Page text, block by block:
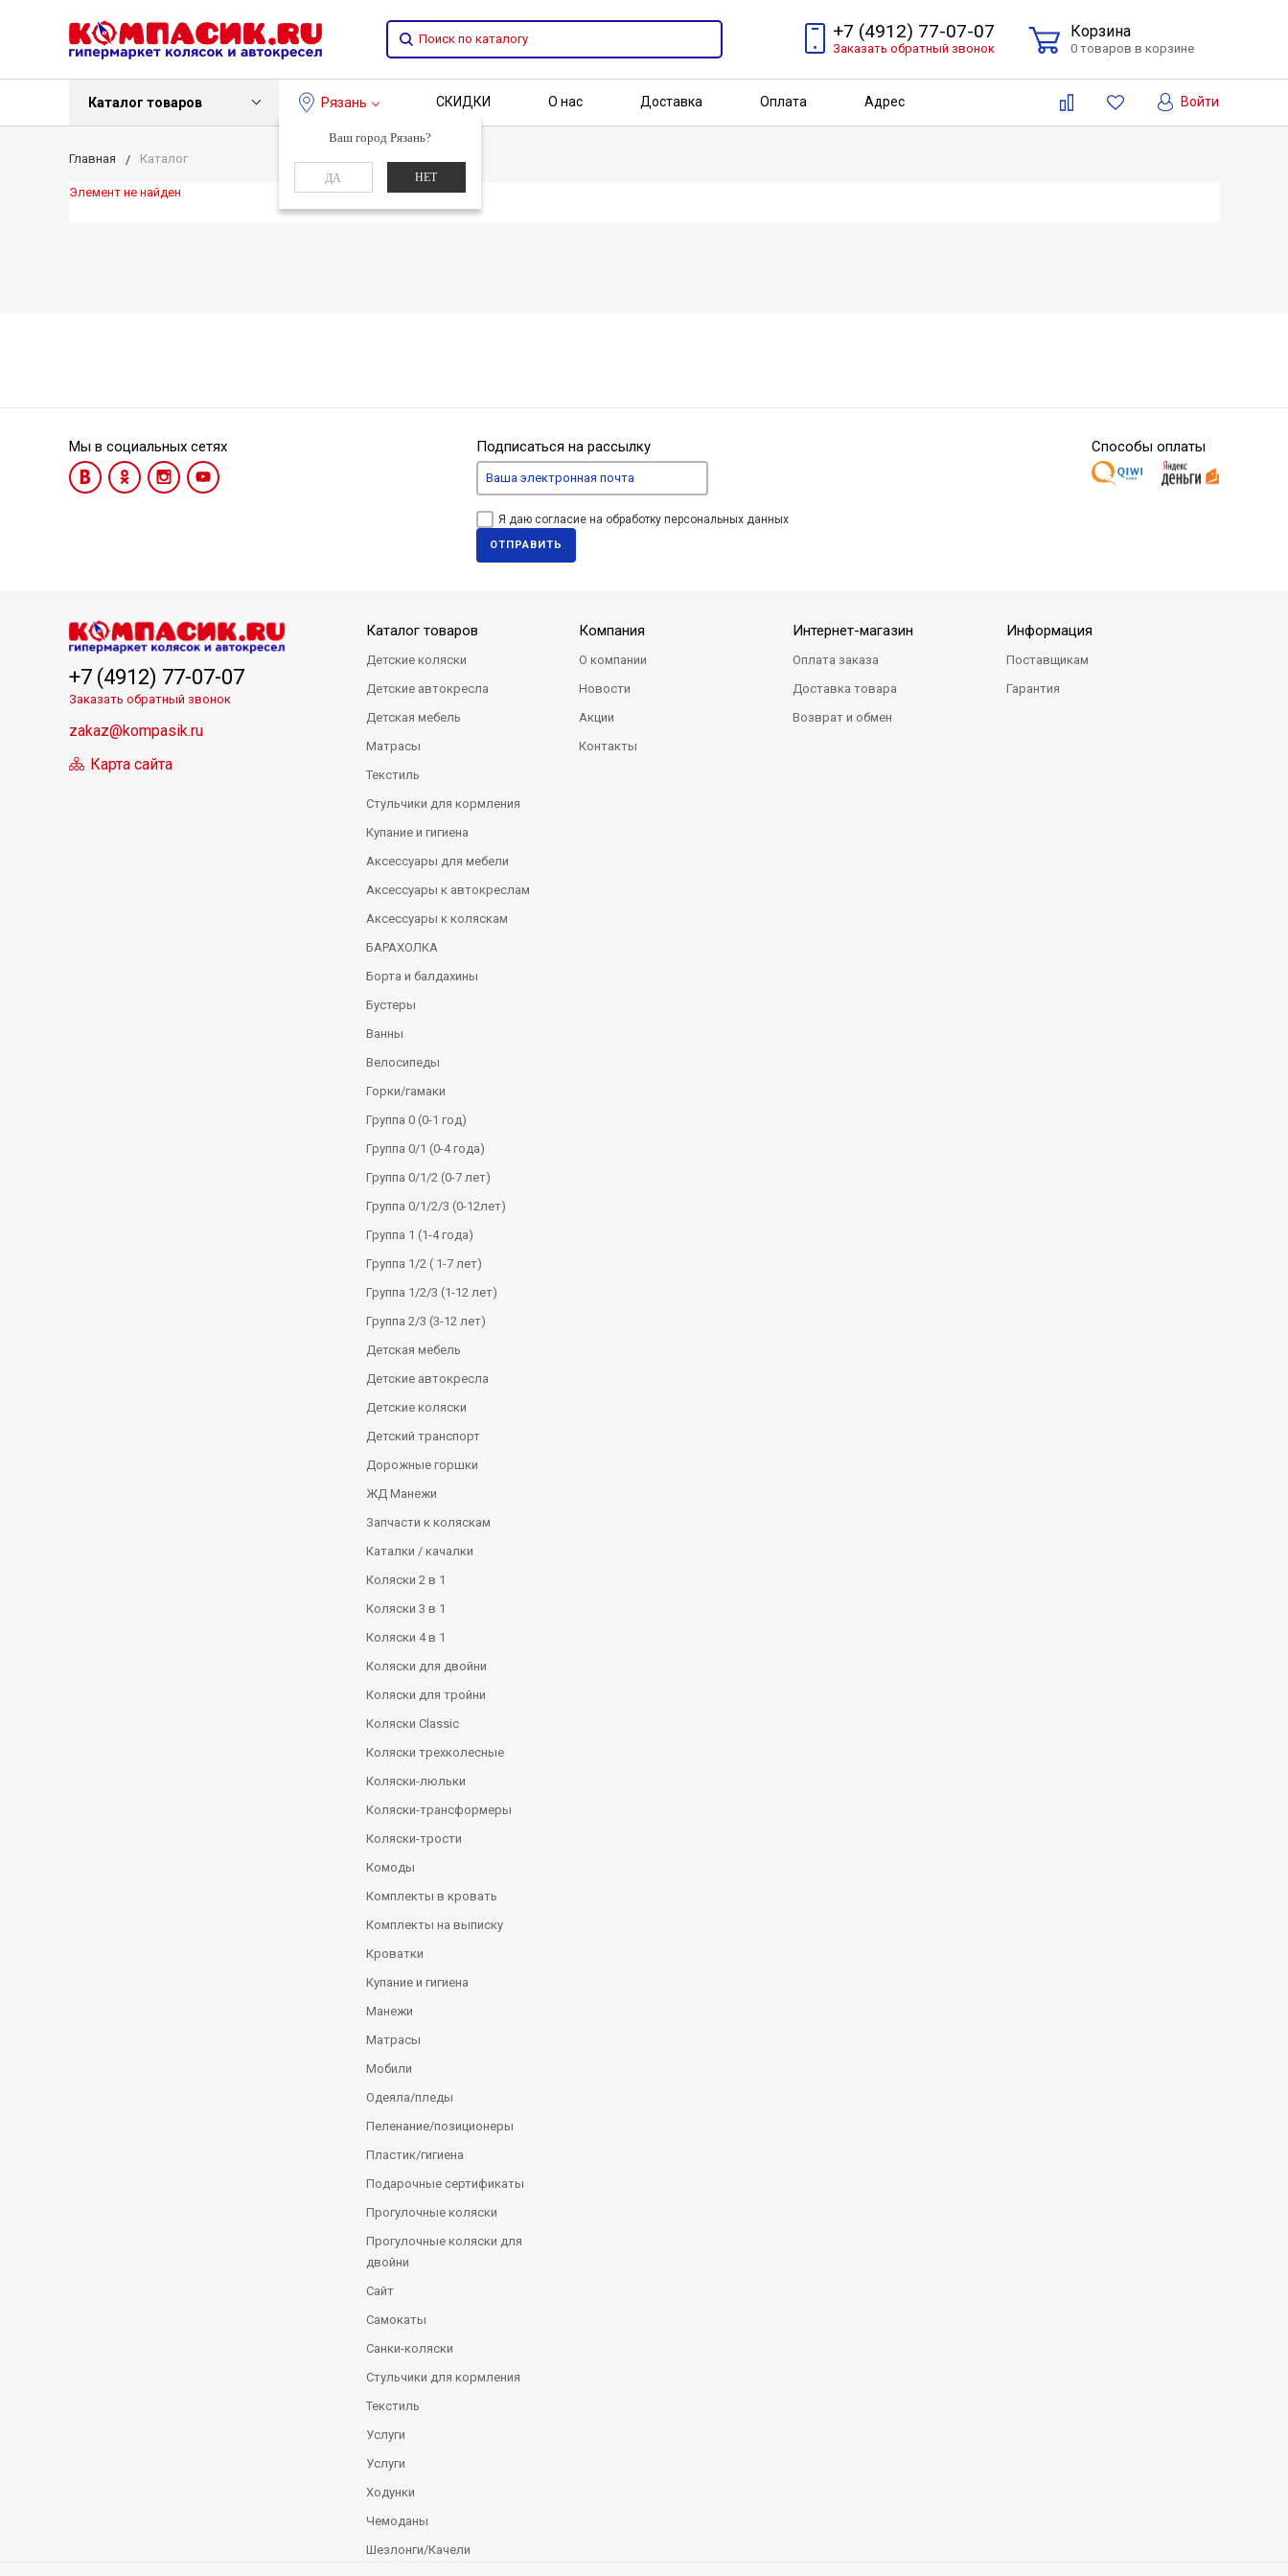
+7 (4912) 77-07-07
Заказать обратный звонок
Корзина
0 товаров в корзине
Каталог товаров Рязань
Ваш город Рязань?
ДА НЕТ
СКИДКИ О нас Доставка Оплата Адрес Войти
Главная Каталог
Элемент не найден
Мы в социальных сетях Подписаться на рассылку
Я даю согласие на обработку персональных данных
ОТПРАВИТЬ
Способы оплаты
+7 (4912) 77-07-07
Заказать обратный звонок
zakaz@kompasik.ru
Карта сайта
Каталог товаров
Детские коляски
Детские автокресла
Детская мебель
Матрасы
Текстиль
Стульчики для кормления
Купание и гигиена
Аксессуары для мебели
Аксессуары к автокреслам
Аксессуары к коляскам
БАРАХОЛКА
Борта и балдахины
Бустеры
Ванны
Велосипеды
Горки/гамаки
Группа 0 (0-1 год)
Группа 0/1 (0-4 года)
Группа 0/1/2 (0-7 лет)
Группа 0/1/2/3 (0-12лет)
Группа 1 (1-4 года)
Группа 1/2 ( 1-7 лет)
Группа 1/2/3 (1-12 лет)
Группа 2/3 (3-12 лет)
Детская мебель
Детские автокресла
Детские коляски
Детский транспорт
Дорожные горшки
ЖД Манежи
Запчасти к коляскам
Каталки / качалки
Коляски 2 в 1
Коляски 3 в 1
Коляски 4 в 1
Коляски для двойни
Коляски для тройни
Коляски Сlassic
Коляски трехколесные
Коляски-люльки
Коляски-трансформеры
Коляски-трости
Комоды
Комплекты в кровать
Комплекты на выписку
Кроватки
Купание и гигиена
Манежи
Матрасы
Мобили
Одеяла/пледы
Пеленание/позиционеры
Пластик/гигиена
Подарочные сертификаты
Прогулочные коляски
Прогулочные коляски для
двойни
Сайт
Самокаты
Санки-коляски
Стульчики для кормления
Текстиль
Услуги
Услуги
Ходунки
Чемоданы
Шезлонги/Качели
Компания
О компании
Новости
Акции
Контакты
Интернет-магазин
Оплата заказа
Доставка товара
Возврат и обмен
Информация
Поставщикам
Гарантия